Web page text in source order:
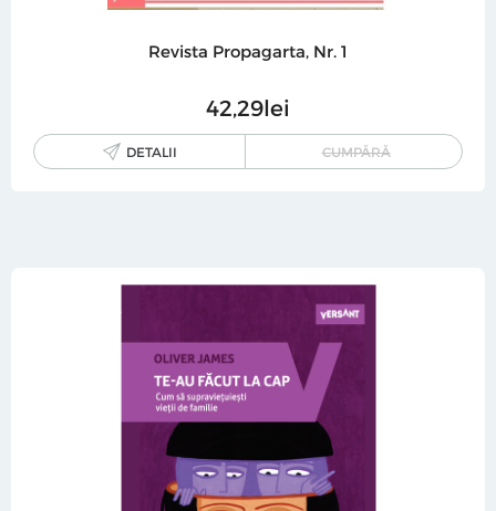
Revista Propagarta, Nr. 1
42 29lei
DETALII CUMPĂRĂ